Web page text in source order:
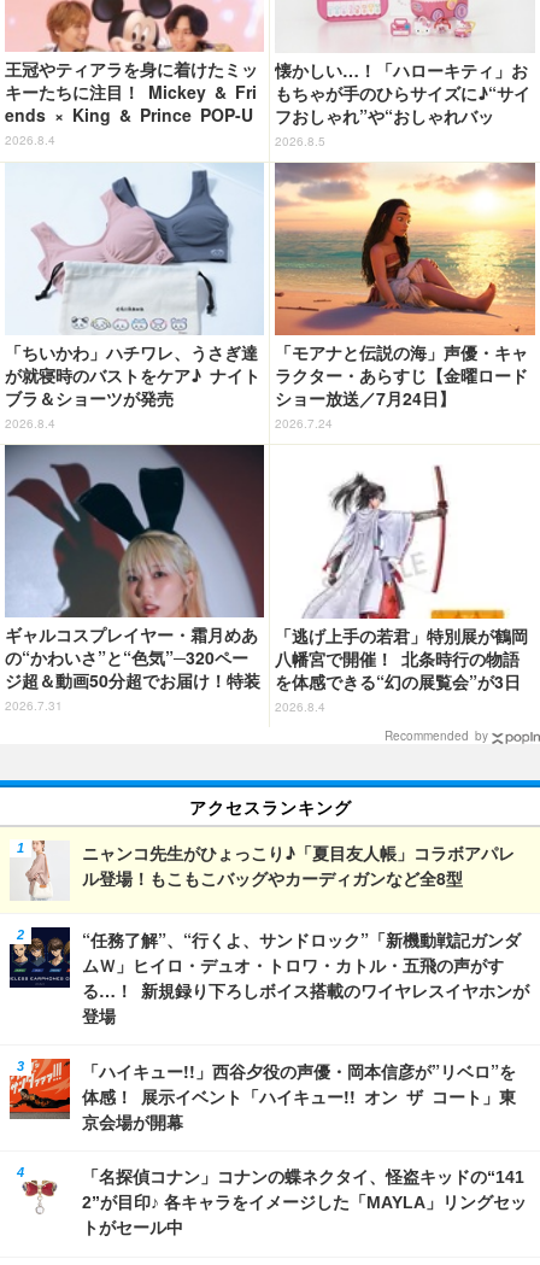
王冠やティアラを身に着けたミッ
キーたちに注目！ Mickey & Fri
ends × King & Prince POP-U
P SHOP「MAGIC STAGE」に新
商品登場
2026.8.4
懐かしい…！「ハローキティ」お
もちゃが手のひらサイズに♪“サイ
フおしゃれ”や“おしゃれバッ
グ”など カプセルトイ登場
2026.8.5
「ちいかわ」ハチワレ、うさぎ達
が就寝時のバストをケア♪ ナイト
ブラ＆ショーツが発売
2026.8.4
「モアナと伝説の海」声優・キャ
ラクター・あらすじ【金曜ロード
ショー放送／7月24日】
2026.7.24
ギャルコスプレイヤー・霜月めあ
の“かわいさ”と“色気”─320ペー
ジ超＆動画50分超でお届け！特装
合本版のデジタル写真集が登場
2026.7.31
「逃げ上手の若君」特別展が鶴岡
八幡宮で開催！ 北条時行の物語
を体感できる“幻の展覧会”が3日
間限定で登場【8/28～30】
2026.8.4
Recommended by
アクセスランキング
ニャンコ先生がひょっこり♪「夏目友人帳」コラボアパレ
ル登場！もこもこバッグやカーディガンなど全8型
“任務了解”、“行くよ、サンドロック”「新機動戦記ガンダ
ムＷ」ヒイロ・デュオ・トロワ・カトル・五飛の声がす
る…！ 新規録り下ろしボイス搭載のワイヤレスイヤホンが
登場
「ハイキュー!!」西谷夕役の声優・岡本信彦が”リベロ”を
体感！ 展示イベント「ハイキュー!! オン ザ コート」東
京会場が開幕
「名探偵コナン」コナンの蝶ネクタイ、怪盗キッドの“141
2”が目印♪ 各キャラをイメージした「MAYLA」リングセッ
トがセール中